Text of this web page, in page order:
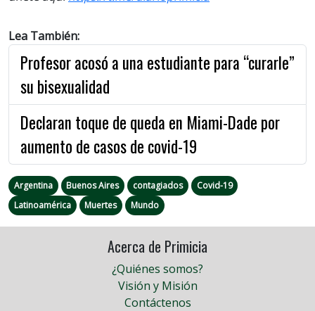
Lea También:
Profesor acosó a una estudiante para “curarle”
su bisexualidad
Declaran toque de queda en Miami-Dade por
aumento de casos de covid-19
Argentina Buenos Aires contagiados
Covid-19
Latinoamérica
Muertes Mundo
Acerca de Primicia
¿Quiénes somos?
Visión y Misión
Contáctenos